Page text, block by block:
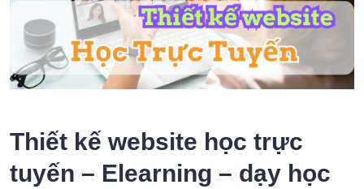
Thiết kế website học trực
tuyến – Elearning – dạy học